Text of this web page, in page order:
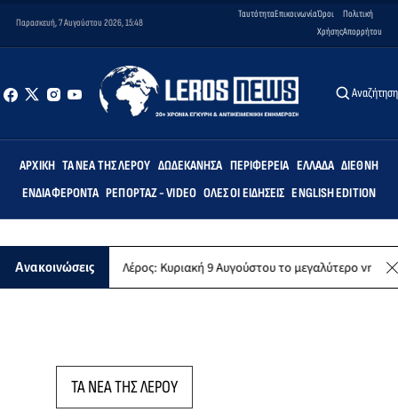
Παρασκευή, 7 Αυγούστου 2026, 15:48
ΤαυτότηταΕπικοινωνίαΌροι
Χρήσης
Πολιτική
Απορρήτου
Αναζήτηση
ΑΡΧΙΚΉ ΤΑ ΝΈΑ ΤΗΣ ΛΈΡΟΥ ΔΩΔΕΚΆΝΗΣΑ ΠΕΡΙΦΈΡΕΙΑ ΕΛΛΆΔΑ ΔΙΕΘΝΉ
ΕΝΔΙΑΦΈΡΟΝΤΑ ΡΕΠΟΡΤΆΖ - VIDEO ΌΛΕΣ ΟΙ ΕΙΔΉΣΕΙΣ ENGLISH EDITION
ΑνακοινώσειςΛέρος: Κυριακή 9 Αυγούστου το μεγαλύτερο νησιώτικο γλέντι
ΤΑ ΝΕΑ ΤΗΣ ΛΕΡΟΥ